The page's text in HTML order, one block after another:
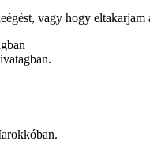
vagy hogy